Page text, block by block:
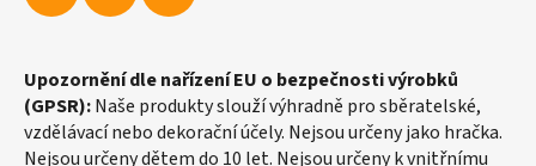
Upozornění dle nařízení EU o bezpečnosti výrobků
(GPSR):Naše produkty slouží výhradně pro sběratelské,
vzdělávací nebo dekorační účely. Nejsou určeny jako hračka.
Nejsou určeny dětem do 10 let. Nejsou určeny k vnitřnímu